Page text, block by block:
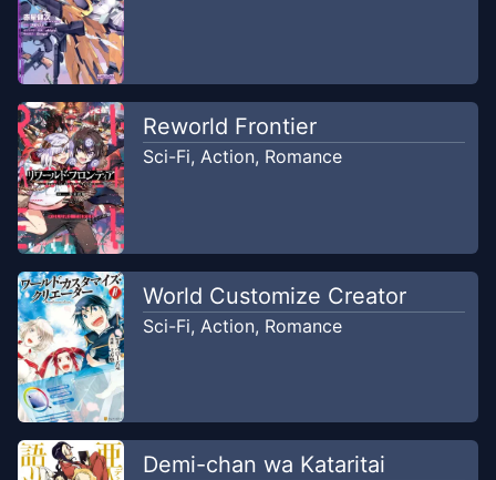
Reworld Frontier
Sci-Fi, Action, Romance
World Customize Creator
Sci-Fi, Action, Romance
Demi-chan wa Kataritai